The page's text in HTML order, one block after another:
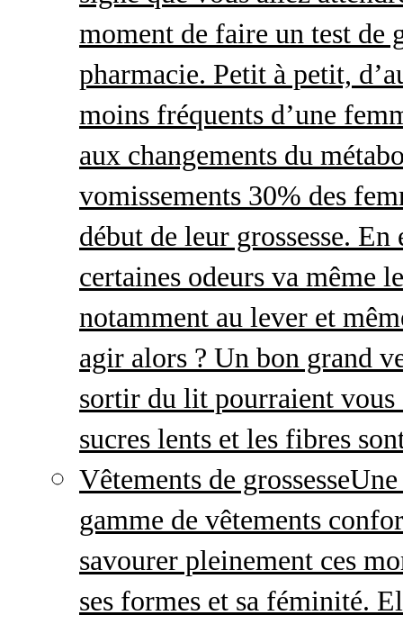
moment de faire un test de
pharmacie. Petit à petit,
moins fréquents d’une
aux changements du
vomissements 30% des
début de leur grossesse.
certaines odeurs va même
notamment au lever et
agir alors ? Un bon grand
sortir du lit pourraient vous
sucres lents et les fibres
Vêtements de grossesseUne
gamme de vêtements
savourer pleinement ces
ses formes et sa féminité.